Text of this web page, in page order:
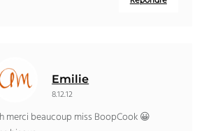
Emilie
8.12.12
merci beaucoup miss BoopCook 😀